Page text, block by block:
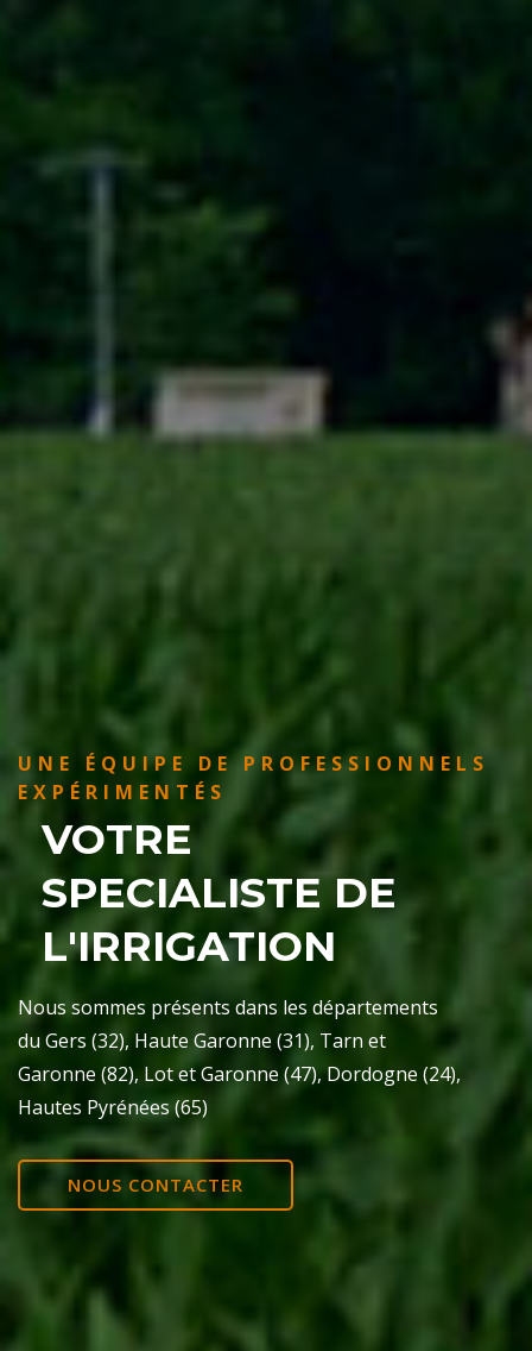
UNE ÉQUIPE DE PROFESSIONNELS
EXPÉRIMENTÉS
VOTRE
SPECIALISTE DE
L'IRRIGATION
Nous sommes présents dans les départements
du Gers (32), Haute Garonne (31), Tarn et
Garonne (82), Lot et Garonne (47), Dordogne (24),
Hautes Pyrénées (65)
NOUS CONTACTER